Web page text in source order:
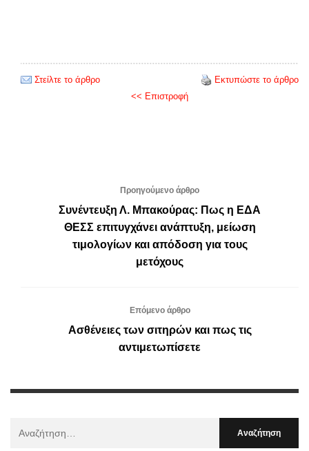
Στείλτε το άρθρο
Εκτυπώστε το άρθρο
<< Επιστροφή
Προηγούμενο άρθρο
Συνέντευξη Λ. Μπακούρας: Πως η ΕΔΑ
ΘΕΣΣ επιτυγχάνει ανάπτυξη, μείωση
τιμολογίων και απόδοση για τους
μετόχους
Επόμενο άρθρο
Ασθένειες των σιτηρών και πως τις
αντιμετωπίσετε